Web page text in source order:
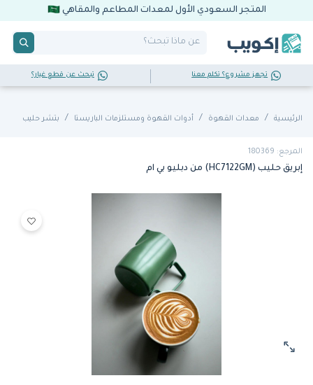
المتجر السعودي الأول لمعدات المطاعم والمقاهي
تجهز مشروع؟ تكلم معنا تبحث عن قطع غيار؟
الرئيسية معدات القهوة أدوات القهوة ومستلزمات الباريستا بتشر حليب
المرجع: 180369
إبريق حليب (HC7122GM) من دبليو بي ام